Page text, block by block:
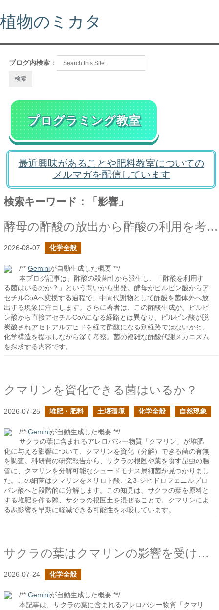
植物のミカタ
ブログ内検索 ：
プログラミング教室
最近興味があることや肥料教室についての
メルマガを配信しています
検索キーワード：「影響」
酵母の酢酸の放出から酢酸の利用を考える
2026-08-07 化学全般
/** Geminiが自動生成した概要 **/
本ブログ記事は、酢酸の殺菌性から派生し、「酢酸を利用す
る菌はいるのか？」という問いから出発。酵母がピルビン酸からア
セチルCoAへ変換する過程で、中間代謝物として酢酸を菌体外へ放
出する現象に注目します。さらに著者は、この酢酸生成が、ピルビ
ン酸から直接アセチルCoAになる経路とは異なり、ピルビン酸が脱
炭酸されアセトアルデヒドを経て酢酸になる別経路ではないかと、
化学構造を提示しながら深く考察。菌の複雑な酢酸代謝メカニズム
を探求する内容です。
クマリンを資化できる菌はいるか？
2026-07-25 堆肥・肥料 土壌環境 化学全般 自然現象
/** Geminiが自動生成した概要 **/
サクラの葉に含まれるアレロパシー物質「クマリン」が堆肥
化に与える影響について、クマリンを資化（分解）できる菌の有無
を調査。科研費の研究報告から、サクラの根圏や葉を食す昆虫の腸
管に、クマリンを分解可能なシュードモナス属細菌が見つかりまし
た。この細菌はクマリンをメリロト酸、2,3-ジヒドロフェニルプロ
パン酸へと段階的に分解します。この知見は、サクラの葉を原料と
する堆肥を作る際、サクラの根圏土を混ぜることで、クマリンによ
る悪影響を早期に軽減できる可能性を示唆しています。
サクラの葉はクマリンの影響を受けないのか？
2026-07-24 化学全般
/** Geminiが自動生成した概要 **/
本記事は、サクラの葉に含まれるアレロパシー物質「クマリ